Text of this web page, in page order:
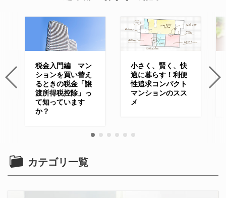
税金入門編 マン
ションを買い替え
るときの税金「譲
渡所得税控除」っ
て知っています
か？
小さく、賢く、快
適に暮らす！利便
性追求コンパクト
マンションのスス
メ
カテゴリ一覧